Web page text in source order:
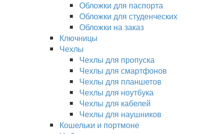
Обложки для паспорта
Обложки для студенческих
Обложки на заказ
Ключницы
Чехлы
Чехлы для пропуска
Чехлы для смартфонов
Чехлы для планшетов
Чехлы для ноутбука
Чехлы для кабелей
Чехлы для наушников
Кошельки и портмоне